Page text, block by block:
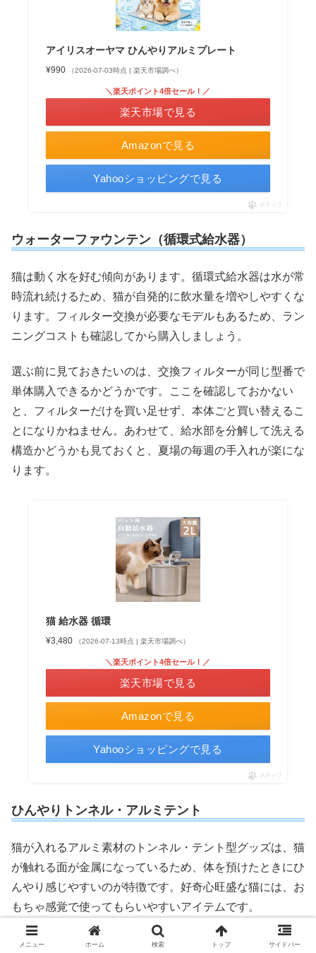
アイリスオーヤマ ひんやりアルミプレート
¥990 （2026-07-03時点 | 楽天市場調べ）
Amazonで見る
＼楽天ポイント4倍セール！／
楽天市場で見る
Yahooショッピングで見る
ポチップ
ウォーターファウンテン（循環式給水器）
猫は動く水を好む傾向があります。循環式給水器は水が常
時流れ続けるため、猫が自発的に飲水量を増やしやすくな
ります。フィルター交換が必要なモデルもあるため、ラン
ニングコストも確認してから購入しましょう。
選ぶ前に見ておきたいのは、交換フィルターが同じ型番で
単体購入できるかどうかです。ここを確認しておかない
と、フィルターだけを買い足せず、本体ごと買い替えるこ
とになりかねません。あわせて、給水部を分解して洗える
構造かどうかも見ておくと、夏場の毎週の手入れが楽にな
ります。
猫 給水器 循環
¥3,480 （2026-07-13時点 | 楽天市場調べ）
Amazonで見る
＼楽天ポイント4倍セール！／
楽天市場で見る
Yahooショッピングで見る
ポチップ
ひんやりトンネル・アルミテント
猫が入れるアルミ素材のトンネル・テント型グッズは、猫
が触れる面が金属になっているため、体を預けたときにひ
んやり感じやすいのが特徴です。好奇心旺盛な猫には、お
もちゃ感覚で使ってもらいやすいアイテムです。
ただし、電源を使わないアルミグッズは、室温より冷たく
メニュー ホーム 検索 トップ サイドバー